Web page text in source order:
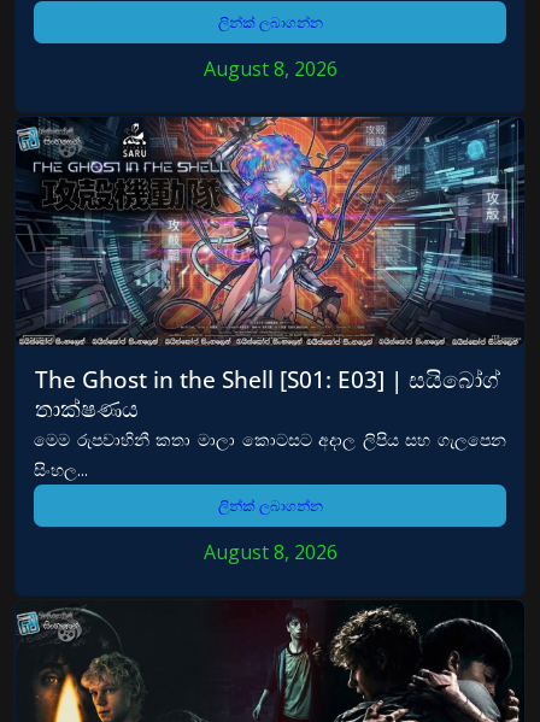
ලින්ක් ලබාගන්න
August 8, 2026
The Ghost in the Shell [S01: E03] | සයිබෝග්
තාක්ෂණය
මෙම රුපවාහිනී කතා මාලා කොටසට අදාල ලිපිය සහ ගැලපෙන
සිංහල...
ලින්ක් ලබාගන්න
August 8, 2026